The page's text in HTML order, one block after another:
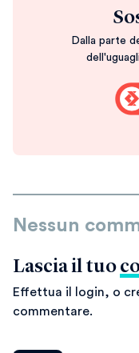
Dalla parte
Nessun
Lascia il tuo
Effettua il login, o
commentare.